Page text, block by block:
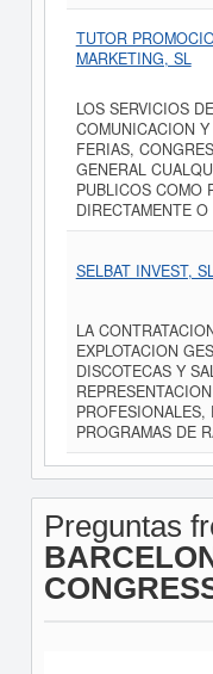
TUTOR
MARKETING, SL
LOS SERVICIOS
COMUNICACION
FERIAS,
GENERAL
PUBLICOS COMO
DIRECTAMENTE
SELBAT INVEST,
LA
EXPLOTACION
DISCOTECAS Y
PROGRAMAS DE
Preguntas